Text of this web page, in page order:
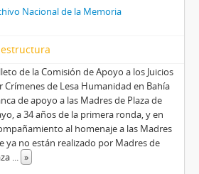
Nacional de la Memoria
de la Comisión de Apoyo a los Juicios
Crímenes de Lesa Humanidad en Bahía
de apoyo a las Madres de Plaza de
a 34 años de la primera ronda, y en
al homenaje a las Madres
ya no están realizado por Madres de
... »